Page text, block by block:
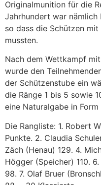
Originalmunition für die
Jahrhundert war
so dass die Schützen
mussten.
Nach dem Wettkampf
wurde den
der Schützenstube ein
die Ränge 1 bis 5 sowie
eine Naturalgabe in
Die Rangliste: 1. Robert
Punkte. 2. Claudia
Zäch (Henau) 129. 4.
Högger (Speicher) 110.
98. 7. Olaf Bruer